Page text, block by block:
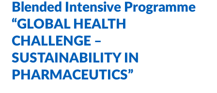
Blended Intensive Programme
“GLOBAL HEALTH
CHALLENGE –
SUSTAINABILITY IN
PHARMACEUTICS”